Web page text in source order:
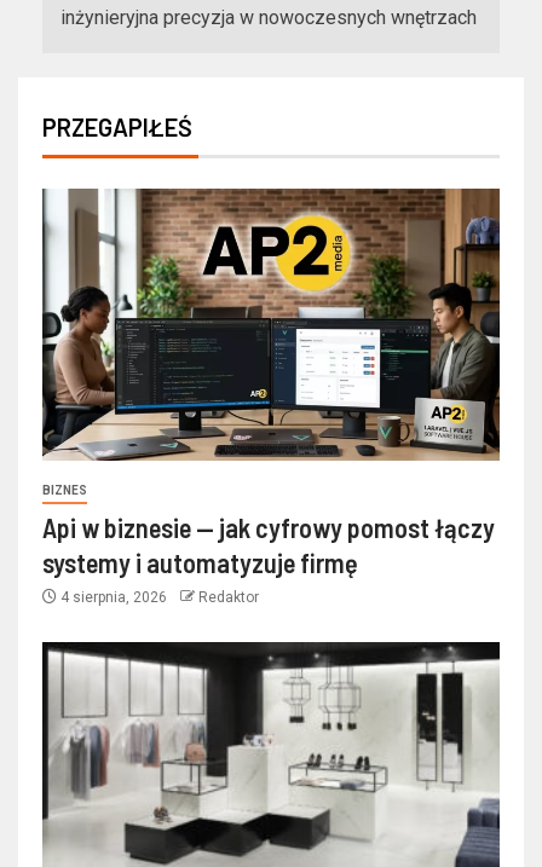
inżynieryjna precyzja w nowoczesnych wnętrzach
PRZEGAPIŁEŚ
BIZNES
Api w biznesie — jak cyfrowy pomost łączy
systemy i automatyzuje firmę
4 sierpnia, 2026 Redaktor